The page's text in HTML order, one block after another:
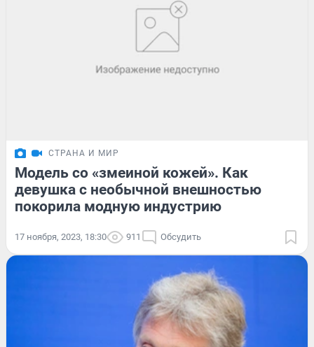
СТРАНА И МИР
Модель со «змеиной кожей». Как
девушка с необычной внешностью
покорила модную индустрию
17 ноября, 2023, 18:30 911 Обсудить